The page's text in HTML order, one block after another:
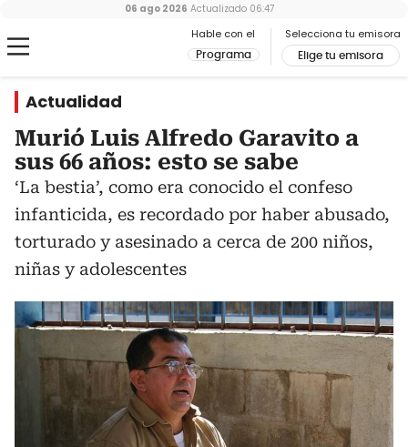
Hable con el
Programa
Selecciona tu emisora
Elige tu emisora
06 ago 2026 Actualizado 06:47
Actualidad
Murió Luis Alfredo Garavito a
sus 66 años: esto se sabe
‘La bestia’, como era conocido el confeso
infanticida, es recordado por haber abusado,
torturado y asesinado a cerca de 200 niños,
niñas y adolescentes